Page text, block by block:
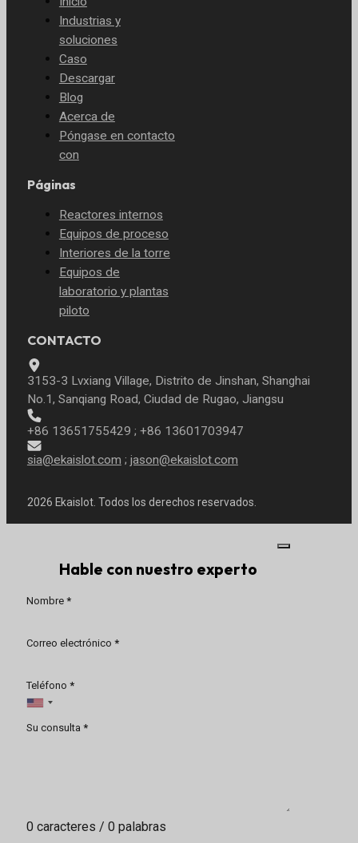
Industrias y
soluciones
Caso
Descargar
Blog
Acerca de
Póngase en contacto
con
Páginas
Reactores internos
Equipos de proceso
Interiores de la torre
Equipos de
laboratorio y plantas
piloto
CONTACTO
3153-3 Lvxiang Village, Distrito de Jinshan, Shanghai
No.1, Sanqiang Road, Ciudad de Rugao, Jiangsu
+86 13651755429 ; +86 13601703947
sia@ekaislot.com ; jason@ekaislot.com
2026 Ekaislot. Todos los derechos reservados.
Hable con nuestro experto
Sección
Nombre *
Correo electrónico *
Teléfono *
Su consulta *
0 caracteres / 0 palabras